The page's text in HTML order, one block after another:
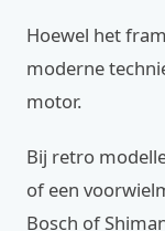
Hoewel het
moderne
motor.
Bij retro
of een
Bosch of